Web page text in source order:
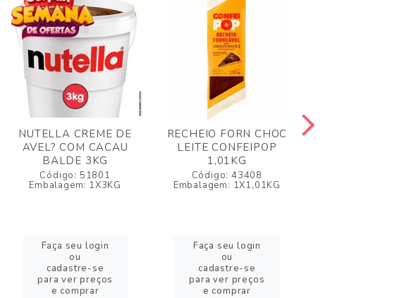
NUTELLA CREME DE
AVEL? COM CACAU
BALDE 3KG
Código: 51801
Embalagem: 1X3KG
Faça seu login
ou
cadastre-se
para ver preços
e comprar
RECHEIO FORN CHOC
LEITE CONFEIPOP
1,01KG
Código: 43408
Embalagem: 1X1,01KG
Faça seu login
ou
cadastre-se
para ver preços
e comprar